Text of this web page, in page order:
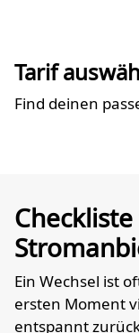
Tarif
Find deinen
Ein Wechsel ist
ersten Moment
entspannt